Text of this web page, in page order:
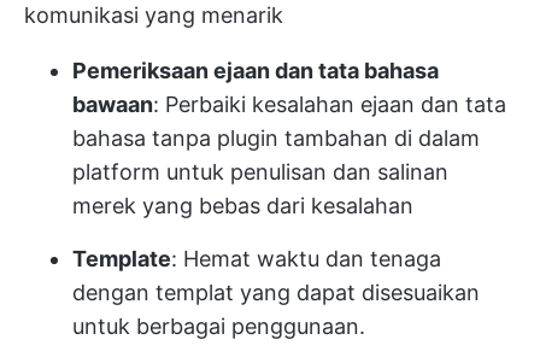
komunikasi yang menarik
Pemeriksaan ejaan dan tata bahasa
bawaan: Perbaiki kesalahan ejaan dan tata
bahasa tanpa plugin tambahan di dalam
platform untuk penulisan dan salinan
merek yang bebas dari kesalahan
Template: Hemat waktu dan tenaga
dengan templat yang dapat disesuaikan
untuk berbagai penggunaan.